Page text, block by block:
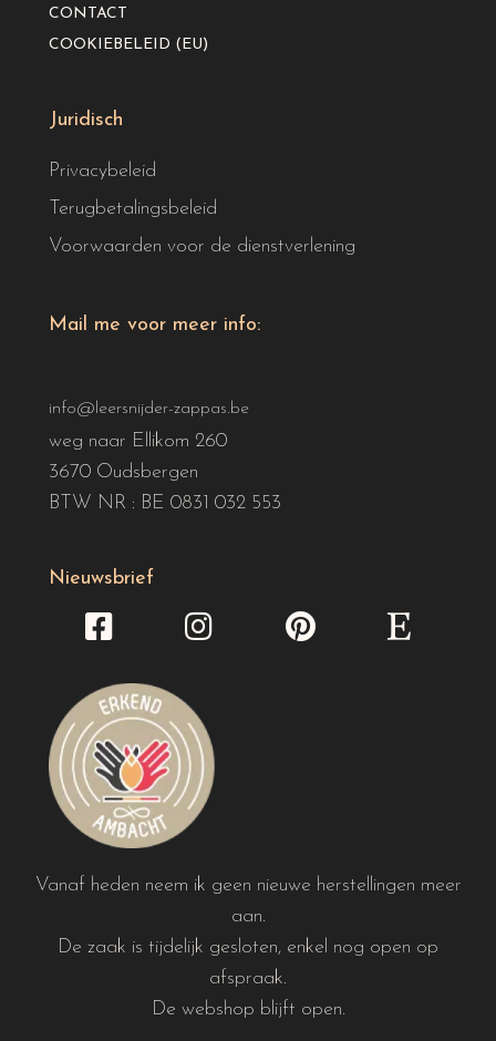
CONTACT
COOKIEBELEID (EU)
Juridisch
Privacybeleid
Terugbetalingsbeleid
Voorwaarden voor de dienstverlening
Mail me voor meer info:
info@leersnijder-zappas.be
weg naar Ellikom 260
3670 Oudsbergen
BTW NR : BE 0831 032 553
Nieuwsbrief
Vanaf heden neem ik geen nieuwe herstellingen meer
aan.
De zaak is tijdelijk gesloten, enkel nog open op
afspraak.
De webshop blijft open.